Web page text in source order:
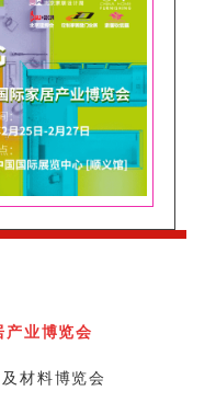
产业博览会
材料博览会